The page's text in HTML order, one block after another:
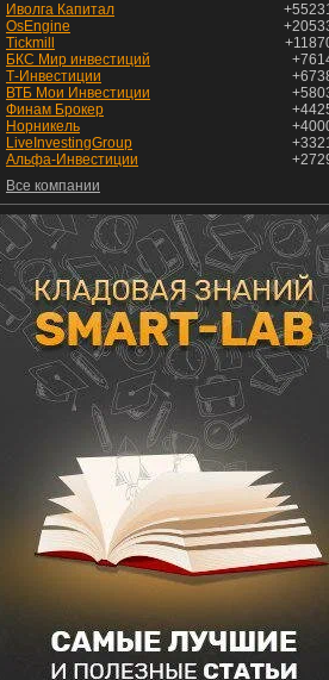
Иволга Капитал
OsEngine
Tickmill
БКС Мир инвестиций
Т-Инвестиции
ВТБ Мои Инвестиции
Финам Брокер
Норникель
LiveInvestingGroup
Альфа-Инвестиции
Все компании